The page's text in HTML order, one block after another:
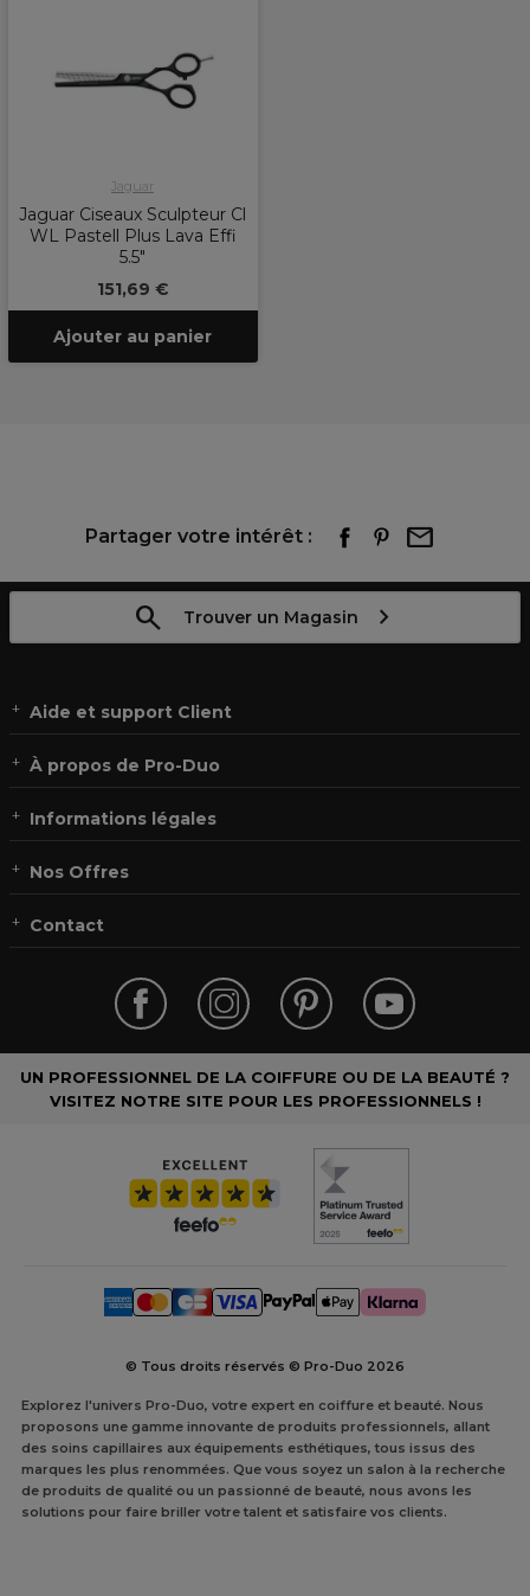
Jaguar
Jaguar Ciseaux Sculpteur Cl
WL Pastell Plus Lava Effi
5.5"
151,69 €
Ajouter au panier
Partager votre intérêt :
Trouver un Magasin
Aide et support Client
À propos de Pro-Duo
Informations légales
Nos Offres
Contact
UN PROFESSIONNEL DE LA COIFFURE OU DE LA BEAUTÉ ?
VISITEZ NOTRE SITE POUR LES PROFESSIONNELS !
© Tous droits réservés © Pro-Duo 2026
Explorez l'univers Pro-Duo, votre expert en coiffure et beauté. Nous
proposons une gamme innovante de produits professionnels, allant
des soins capillaires aux équipements esthétiques, tous issus des
marques les plus renommées. Que vous soyez un salon à la recherche
de produits de qualité ou un passionné de beauté, nous avons les
solutions pour faire briller votre talent et satisfaire vos clients.